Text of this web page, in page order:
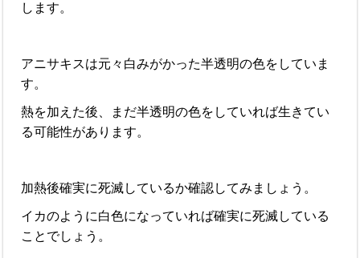
します。
アニサキスは元々白みがかった半透明の色をしていま
す。
熱を加えた後、まだ半透明の色をしていれば生きてい
る可能性があります。
加熱後確実に死滅しているか確認してみましょう。
イカのように白色になっていれば確実に死滅している
ことでしょう。